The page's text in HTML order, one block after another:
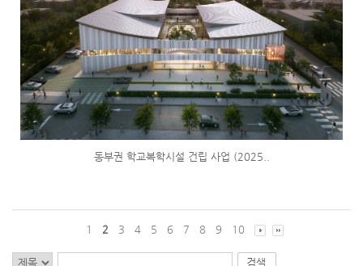
동부권 학교복학시설 건립 사업 (2025..
1 2 3 4 5 6 7 8 9 10